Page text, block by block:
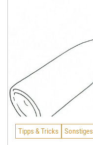
Tipps & Tricks Sonstiges